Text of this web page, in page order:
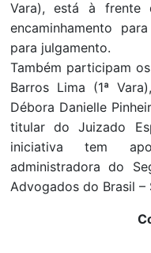
Vara), está à frente
encaminhamento
para julgamento.
Também participam
Barros Lima (1ª
Débora Danielle
titular do Juizado
iniciativa tem
administradora do
Advogados do Brasil –